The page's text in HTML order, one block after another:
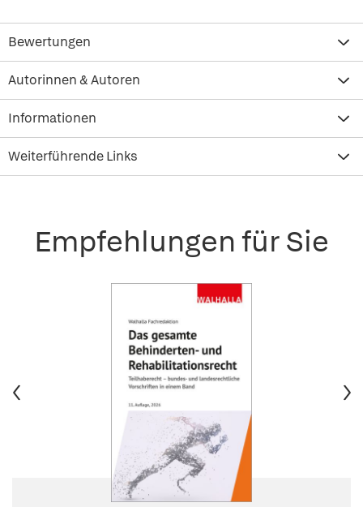
Bewertungen
Autorinnen & Autoren
Informationen
Weiterführende Links
Empfehlungen für Sie